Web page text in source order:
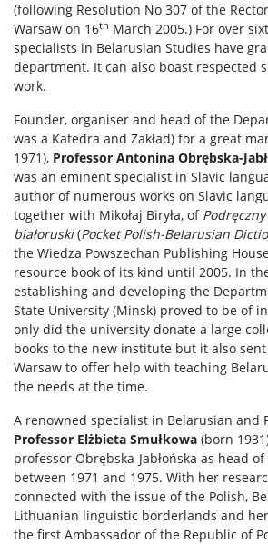
(following Resolution No 307 of the
Warsaw on 16th March 2005.) For over
specialists in Belarusian Studies have
department. It can also boast respected
work.
Founder, organiser and head of the
was a Katedra and Zakład) for a great
1971), Professor Antonina Obrębska-
was an eminent specialist in Slavic
author of numerous works on Slavic
together with Mikołaj Biryła, of
białoruski(Pocket Polish-Belarusian
the Wiedza Powszechan Publishing
resource book of its kind until 2005. In
establishing and developing the
State University (Minsk) proved to be of
only did the university donate a large
books to the new institute but it also
Warsaw to offer help with teaching
the needs at the time.
A renowned specialist in Belarusian and
Professor Elżbieta Smułkowa (born
professor Obrębska-Jabłońska as head
between 1971 and 1975. With her
connected with the issue of the Polish,
Lithuanian linguistic borderlands and
the first Ambassador of the Republic of